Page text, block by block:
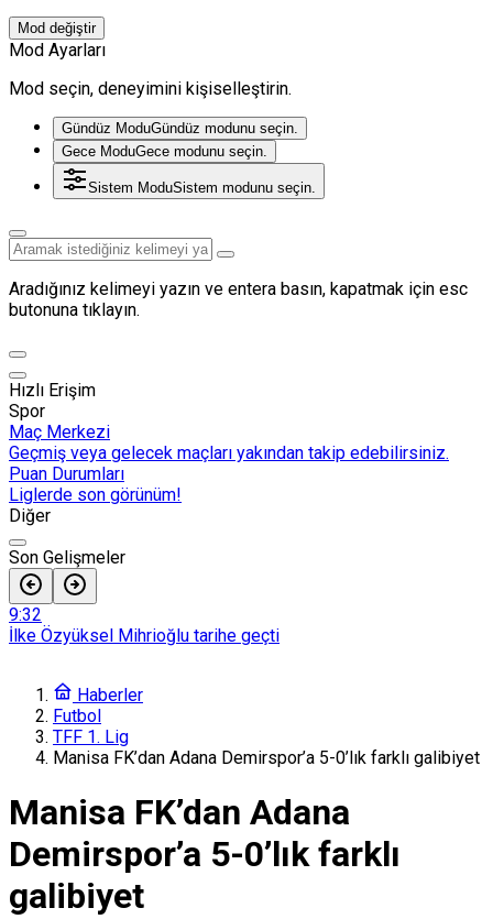
Mod değiştir
Mod Ayarları
Mod seçin, deneyimini kişiselleştirin.
Gündüz ModuGündüz modunu seçin.
Gece ModuGece modunu seçin.
Sistem ModuSistem modunu seçin.
Aradığınız kelimeyi yazın ve entera basın, kapatmak için esc
butonuna tıklayın.
Hızlı Erişim
Spor
Maç Merkezi
Geçmiş veya gelecek maçları yakından takip edebilirsiniz.
Puan Durumları
Liglerde son görünüm!
Diğer
Son Gelişmeler
9:32
İlke Özyüksel Mihrioğlu tarihe geçti
Trabzonspor’da Salah etkisi: Kombine satışında tarihi rekor
8:35
Galatasaray’da taraftar tepkisi sonrası Abdullah Kavukcu
Eintracht Frankfurt, Hull City’yi 2-0 mağlup etti
8:19
Arca Çorum FK, Markus Karlsbakk’ı kadrosuna kattı
Haberler
Futbol
TFF 1. Lig
Manisa FK’dan Adana Demirspor’a 5-0’lık farklı galibiyet
Manisa FK’dan Adana
Demirspor’a 5-0’lık farklı
galibiyet